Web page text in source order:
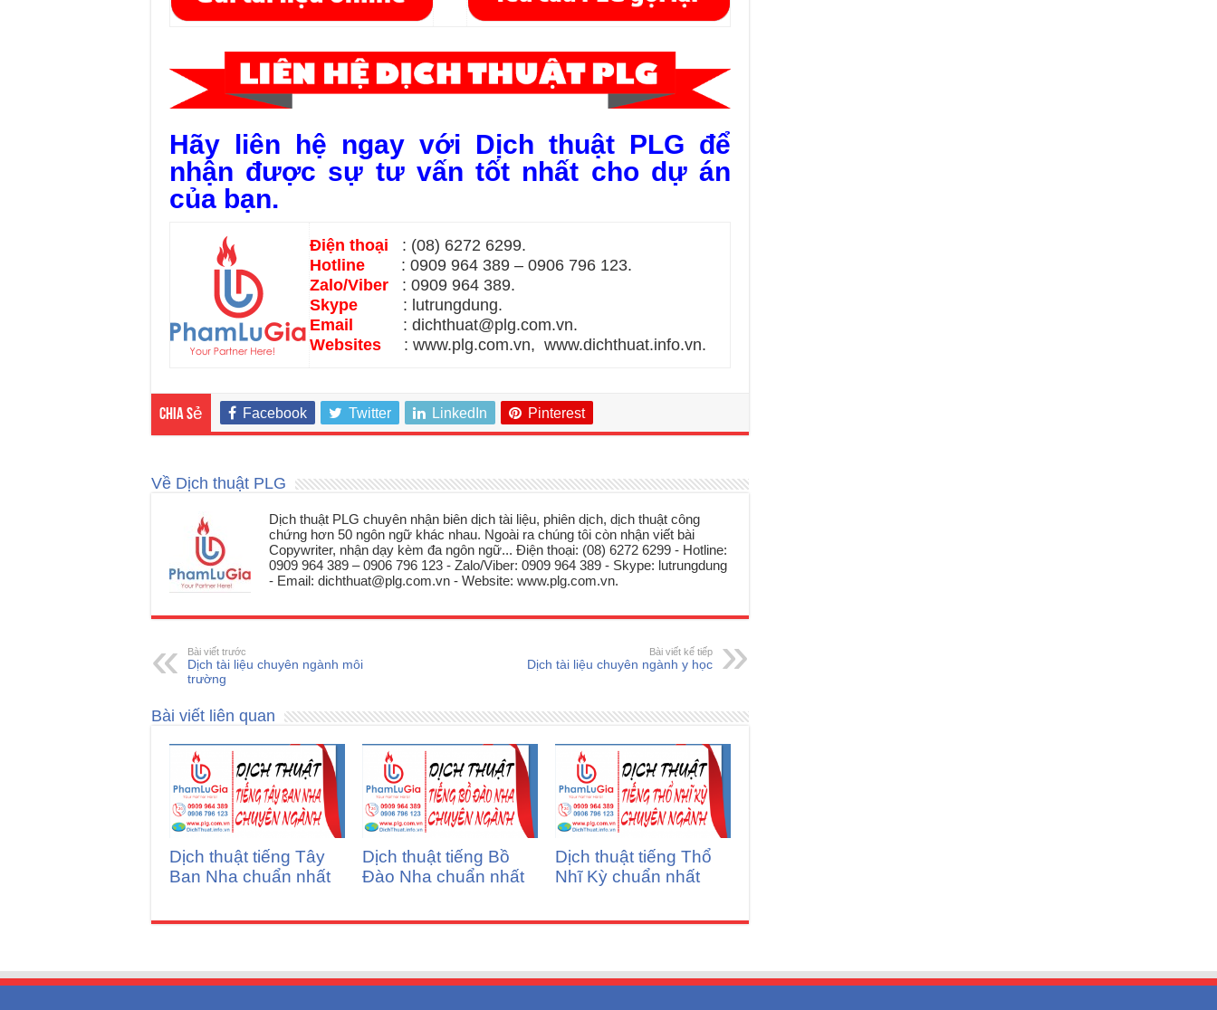
Hãy liên hệ ngay với Dịch thuật PLG để
nhận được sự tư vấn tốt nhất cho dự án
của bạn.
Điện thoại : (08) 6272 6299.
Hotline
: 0909 964 389 – 0906 796 123.
Zalo/Viber : 0909 964 389.
Skype : lutrungdung.
Email
: dichthuat@plg.com.vn.
Websites : www.plg.com.vn, www.dichthuat.info.vn.
Chia sẻ Facebook Twitter LinkedIn Pinterest
Về Dịch thuật PLG
Dịch thuật PLG chuyên nhận biên dịch tài liệu, phiên dịch, dịch thuật công
chứng hơn 50 ngôn ngữ khác nhau. Ngoài ra chúng tôi còn nhận viết bài
Copywriter, nhận dạy kèm đa ngôn ngữ... Điện thoại: (08) 6272 6299 - Hotline:
0909 964 389 – 0906 796 123 - Zalo/Viber: 0909 964 389 - Skype: lutrungdung
- Email: dichthuat@plg.com.vn - Website: www.plg.com.vn.
Bài viết trước
Dịch tài liệu chuyên ngành môi
trường
Bài viết kế tiếp
Dịch tài liệu chuyên ngành y học
Bài viết liên quan
Dịch thuật tiếng Tây
Ban Nha chuẩn nhất
Dịch thuật tiếng Bồ
Đào Nha chuẩn nhất
Dịch thuật tiếng Thổ
Nhĩ Kỳ chuẩn nhất